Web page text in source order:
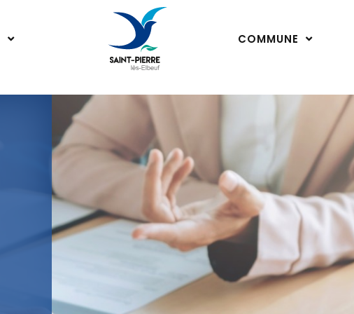
COMMUNE